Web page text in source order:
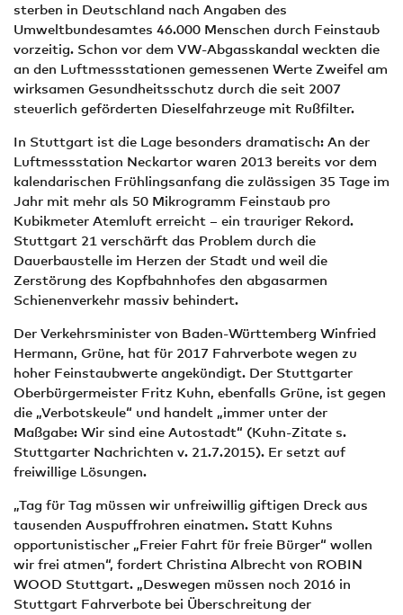
sterben in Deutschland nach Angaben des
Umweltbundesamtes 46.000 Menschen durch Feinstaub
vorzeitig. Schon vor dem VW-Abgasskandal weckten die
an den Luftmessstationen gemessenen Werte Zweifel am
wirksamen Gesundheitsschutz durch die seit 2007
steuerlich geförderten Dieselfahrzeuge mit Rußfilter.
In Stuttgart ist die Lage besonders dramatisch: An der
Luftmessstation Neckartor waren 2013 bereits vor dem
kalendarischen Frühlingsanfang die zulässigen 35 Tage im
Jahr mit mehr als 50 Mikrogramm Feinstaub pro
Kubikmeter Atemluft erreicht – ein trauriger Rekord.
Stuttgart 21 verschärft das Problem durch die
Dauerbaustelle im Herzen der Stadt und weil die
Zerstörung des Kopfbahnhofes den abgasarmen
Schienenverkehr massiv behindert.
Der Verkehrsminister von Baden-Württemberg Winfried
Hermann, Grüne, hat für 2017 Fahrverbote wegen zu
hoher Feinstaubwerte angekündigt. Der Stuttgarter
Oberbürgermeister Fritz Kuhn, ebenfalls Grüne, ist gegen
die „Verbotskeule“ und handelt „immer unter der
Maßgabe: Wir sind eine Autostadt“ (Kuhn-Zitate s.
Stuttgarter Nachrichten v. 21.7.2015). Er setzt auf
freiwillige Lösungen.
„Tag für Tag müssen wir unfreiwillig giftigen Dreck aus
tausenden Auspuffrohren einatmen. Statt Kuhns
opportunistischer „Freier Fahrt für freie Bürger“ wollen
wir frei atmen“, fordert Christina Albrecht von ROBIN
WOOD Stuttgart. „Deswegen müssen noch 2016 in
Stuttgart Fahrverbote bei Überschreitung der